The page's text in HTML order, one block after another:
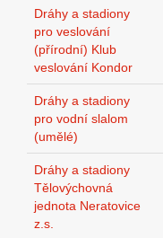
Dráhy a stadiony
pro veslování
(přírodní) Klub
veslování Kondor
Dráhy a stadiony
pro vodní slalom
(umělé)
Dráhy a stadiony
Tělovýchovná
jednota Neratovice
z.s.